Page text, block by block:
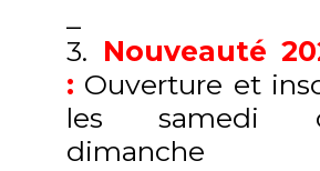
_
3. Nouveauté
: Ouverture et
les samedi
dimanche